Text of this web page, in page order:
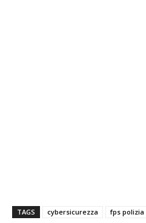
TAGS cybersicurezza fps polizia